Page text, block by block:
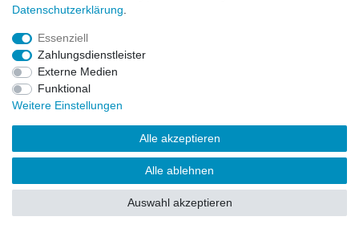
© Copyright 2026 | Alle Rechte vorbehalten.
Daten­schutz­erklärung
Essenziell
Zahlungsdienstleister
Externe Medien
Funktional
Weitere Einstellungen
Alle akzeptieren
Alle ablehnen
Auswahl akzeptieren